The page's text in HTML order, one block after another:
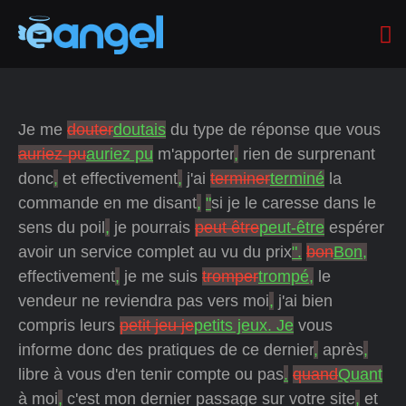
Je me douterdoutais du type de réponse que vous
auriez-puauriez pu m'apporter, rien de surprenant
donc, et effectivement, j'ai terminerterminé la
commande en me disant, "si je le caresse dans le
sens du poil , je pourrais peut êtrepeut-être espérer
avoir un service complet au vu du prix". bonBon,
effectivement, je me suis trompertrompé, le
vendeur ne reviendra pas vers moi, j'ai bien
compris leurs petit jeu jepetits jeux. Je vous
informe donc des pratiques de ce dernier, après,
libre à vous d'en tenir compte ou pas. quandQuant
à moi, c'est mon dernier passage sur votre site, et